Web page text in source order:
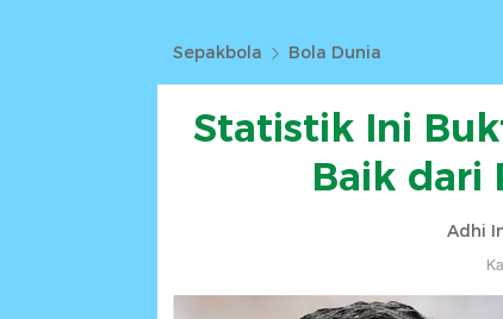
Sepakbola Bola Dunia
Statistik Ini
Baik dari
Adhi